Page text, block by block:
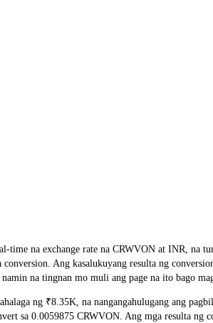
time na exchange rate na CRWVON at INR,
Ang kasalukuyang resulta ng
na tingnan mo muli ang page na ito bago
ng ₹8.35K, na nangangahulugang ang
sa 0.0059875 CRWVON. Ang mga resulta ng